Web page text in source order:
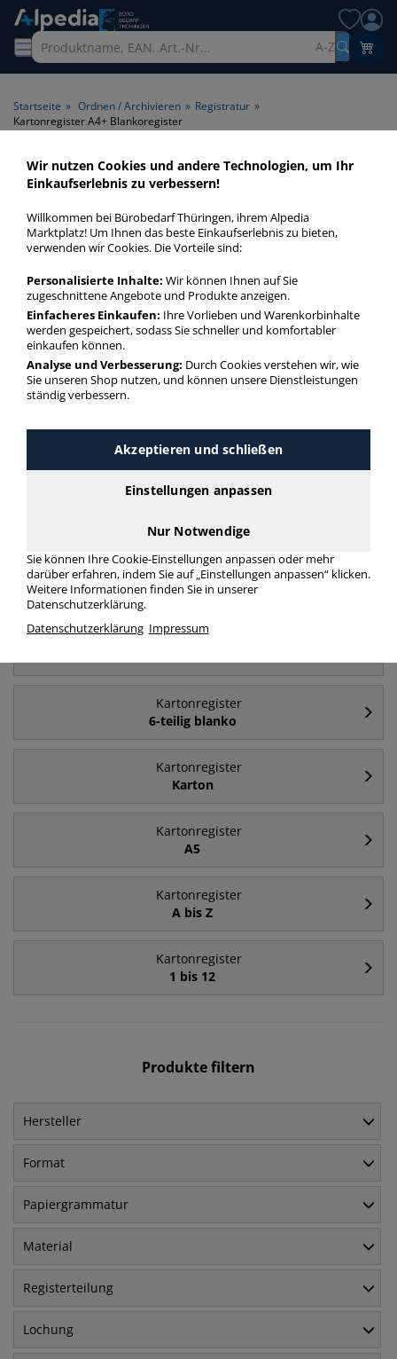
A-Z
Startseite » Ordnen / Archivieren » Registratur »
Kartonregister A4+ Blankoregister
Kartonregister A4+
Blankoregister > Format A4+
> Art Register Blankoregister
Kartonregister A4+ Blankoregister in bester Qualität zum
günstigen Preis. Finden Sie schnell Kartonregister A4+
Blankoregister mit unserer Filter-Funktion.
Kartonregister A4+ Blankoregister
mehr Infos zur Kategorie
Häufig gesucht
A4 - Karton
Kartonregister
A4
Kartonregister
Kartonregister
6-teilig blanko
Kartonregister
Karton
Kartonregister
A5
Kartonregister
A bis Z
Kartonregister
1 bis 12
Produkte filtern
Hersteller
Format
Papiergrammatur
Material
Registerteilung
Lochung
Wir nutzen Cookies und andere Technologien, um Ihr
Einkaufserlebnis zu verbessern!
Willkommen bei Bürobedarf Thüringen, ihrem Alpedia
Marktplatz! Um Ihnen das beste Einkaufserlebnis zu bieten,
verwenden wir Cookies. Die Vorteile sind:
Personalisierte Inhalte: Wir können Ihnen auf Sie
zugeschnittene Angebote und Produkte anzeigen.
Einfacheres Einkaufen: Ihre Vorlieben und Warenkorbinhalte
werden gespeichert, sodass Sie schneller und komfortabler
einkaufen können.
Analyse und Verbesserung: Durch Cookies verstehen wir, wie
Sie unseren Shop nutzen, und können unsere Dienstleistungen
ständig verbessern.
Akzeptieren und schließen
Einstellungen anpassen
Nur Notwendige
Sie können Ihre Cookie-Einstellungen anpassen oder mehr
darüber erfahren, indem Sie auf „Einstellungen anpassen“ klicken.
Weitere Informationen finden Sie in unserer
Datenschutzerklärung.
Datenschutzerklärung Impressum